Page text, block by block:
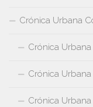
Crónica Urbana
Crónica Urbana
Crónica Urbana
Crónica Urbana